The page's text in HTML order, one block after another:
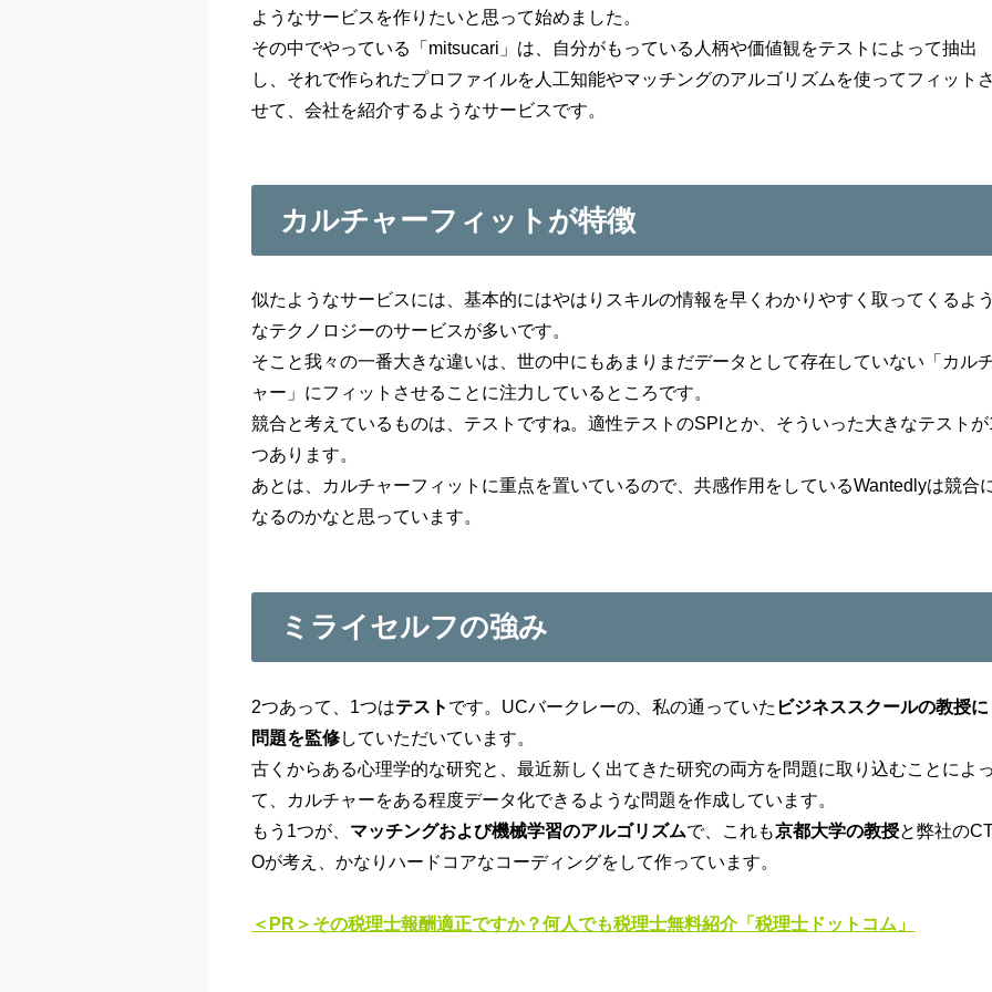
ようなサービスを作りたいと思って始めました。
その中でやっている「mitsucari」は、自分がもっている人柄や価値観をテストによって抽出
し、それで作られたプロファイルを人工知能やマッチングのアルゴリズムを使ってフィットさ
せて、会社を紹介するようなサービスです。
カルチャーフィットが特徴
似たようなサービスには、基本的にはやはりスキルの情報を早くわかりやすく取ってくるよう
なテクノロジーのサービスが多いです。
そこと我々の一番大きな違いは、世の中にもあまりまだデータとして存在していない「カル
ャー」にフィットさせることに注力しているところです。
競合と考えているものは、テストですね。適性テストのSPIとか、そういった大きなテストが1
つあります。
あとは、カルチャーフィットに重点を置いているので、共感作用をしているWantedlyは競合
なるのかなと思っています。
ミライセルフの強み
2つあって、1つはテスト です。UCバークレーの、私の通っていた ビジネススクールの教授に
問題を監修していただいています。
古くからある心理学的な研究と、最近新しく出てきた研究の両方を問題に取り込むことによっ
て、カルチャーをある程度データ化できるような問題を作成しています。
もう1つが、 マッチングおよび機械学習のアルゴリズムで、これも京都大学の教授と弊社の
Oが考え、かなりハードコアなコーディングをして作っています。
＜PR＞その税理士報酬適正ですか？何人でも税理士無料紹介「税理士ドットコム」